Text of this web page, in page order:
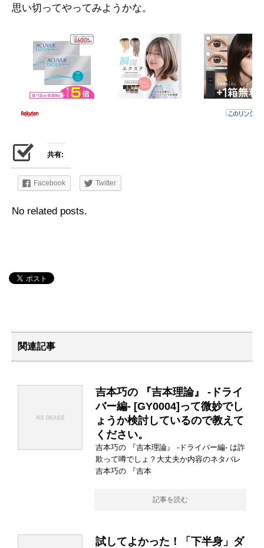
思い切ってやってみようかな。
共有:
Facebook Twitter
No related posts.
関連記事
吉本巧の 『吉本理論』 -ドライ
バー編- [GY0004]って微妙でし
ょうか検討しているので教えて
ください。
吉本巧の 『吉本理論』 -ドライバー編- は詐
欺って噂でしょ？大丈夫か内容のネタバレ
吉本巧の 『吉本
記事を読む
試してよかった！「下半身」ダ